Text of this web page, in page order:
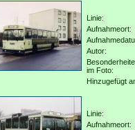
Linie:
Aufnahmeort:
Autor:
im Foto:
Hinzugefügt
Linie:
Aufnahmeort: